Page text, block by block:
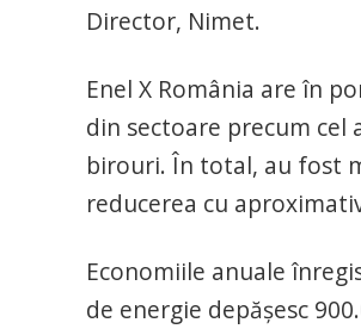
Director, Nimet.
Enel X România are în
din sectoare precum cel
birouri. În total, au fost
reducerea cu
Economiile anuale
de energie depășesc